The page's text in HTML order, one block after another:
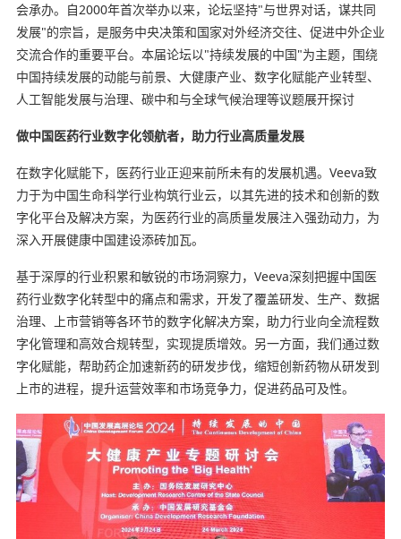
会承办。自2000年首次举办以来，论坛坚持"与世界对话，谋共同
发展"的宗旨，是服务中央决策和国家对外经济交往、促进中外企业
交流合作的重要平台。本届论坛以"持续发展的中国"为主题，围绕
中国持续发展的动能与前景、大健康产业、数字化赋能产业转型、
人工智能发展与治理、碳中和与全球气候治理等议题展开探讨
做中国医药行业数字化领航者，助力行业高质量发展
在数字化赋能下，医药行业正迎来前所未有的发展机遇。Veeva致
力于为中国生命科学行业构筑行业云，以其先进的技术和创新的数
字化平台及解决方案，为医药行业的高质量发展注入强劲动力，为
深入开展健康中国建设添砖加瓦。
基于深厚的行业积累和敏锐的市场洞察力，Veeva深刻把握中国医
药行业数字化转型中的痛点和需求，开发了覆盖研发、生产、数据
治理、上市营销等各环节的数字化解决方案，助力行业向全流程数
字化管理和高效合规转型，实现提质增效。另一方面，我们通过数
字化赋能，帮助药企加速新药的研发步伐，缩短创新药物从研发到
上市的进程，提升运营效率和市场竞争力，促进药品可及性。